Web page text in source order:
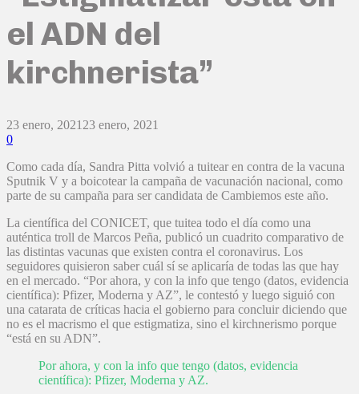
el ADN del
kirchnerista”
23 enero, 2021 23 enero, 2021
0
Como cada día, Sandra Pitta volvió a tuitear en contra de la vacuna
Sputnik V y a boicotear la campaña de vacunación nacional, como
parte de su campaña para ser candidata de Cambiemos este año.
La científica del CONICET, que tuitea todo el día como una
auténtica troll de Marcos Peña, publicó un cuadrito comparativo de
las distintas vacunas que existen contra el coronavirus. Los
seguidores quisieron saber cuál sí se aplicaría de todas las que hay
en el mercado. “Por ahora, y con la info que tengo (datos, evidencia
científica): Pfizer, Moderna y AZ”, le contestó y luego siguió con
una catarata de críticas hacia el gobierno para concluir diciendo que
no es el macrismo el que estigmatiza, sino el kirchnerismo porque
“está en su ADN”.
Por ahora, y con la info que tengo (datos, evidencia
científica): Pfizer, Moderna y AZ.